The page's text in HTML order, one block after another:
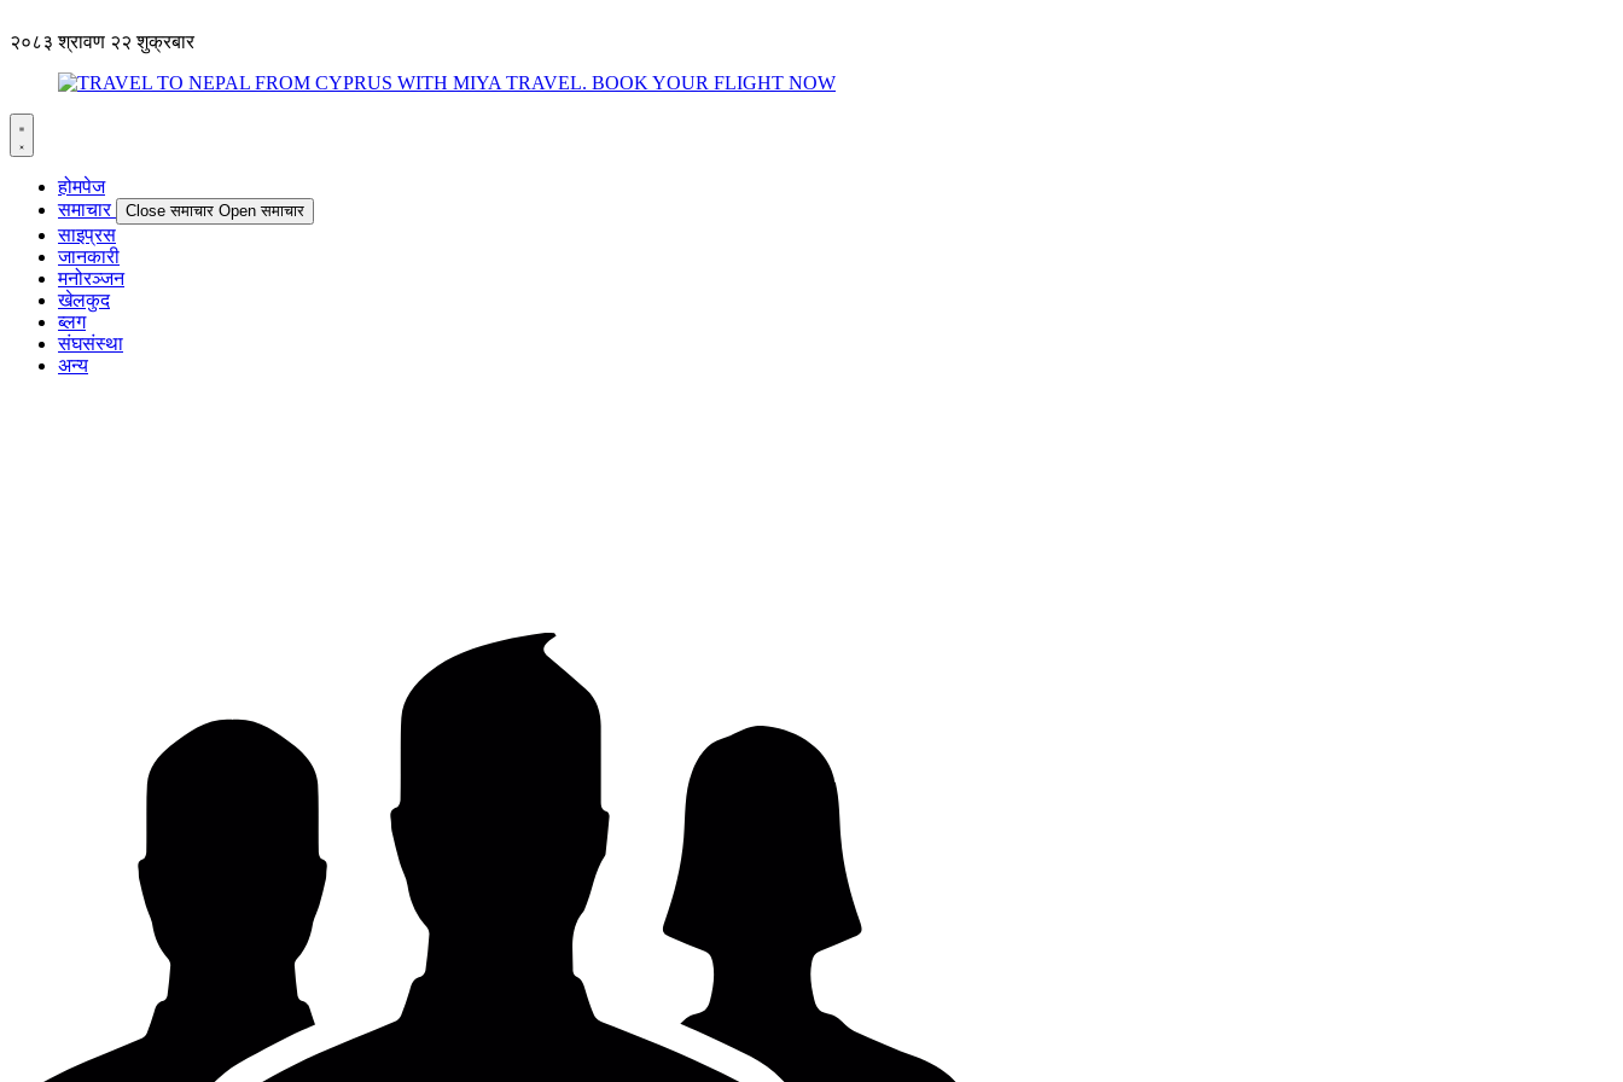
२०८३ श्रावण २२ शुक्रबार
होमपेज
समाचार
Close समाचार Open समाचार
साइप्रस
जानकारी
मनोरञ्जन
खेलकुद
ब्लग
संघसंस्था
अन्य